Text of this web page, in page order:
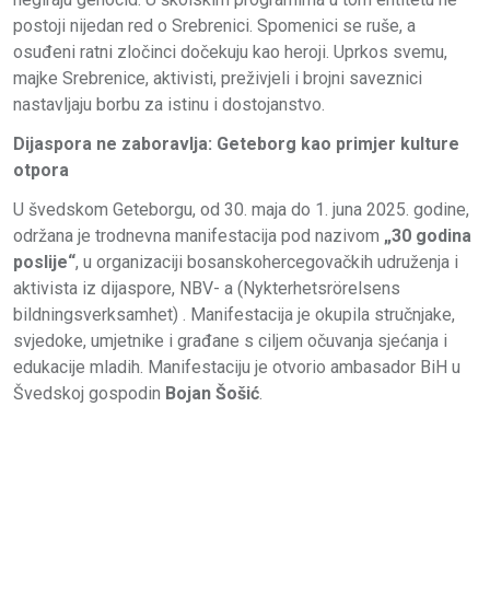
postoji nijedan red o Srebrenici. Spomenici se ruše, a
osuđeni ratni zločinci dočekuju kao heroji. Uprkos svemu,
majke Srebrenice, aktivisti, preživjeli i brojni saveznici
nastavljaju borbu za istinu i dostojanstvo.
Dijaspora ne zaboravlja: Geteborg kao primjer kulture
otpora
U švedskom Geteborgu, od 30. maja do 1. juna 2025. godine,
održana je trodnevna manifestacija pod nazivom „30 godina
poslije“, u organizaciji bosanskohercegovačkih udruženja i
aktivista iz dijaspore, NBV- a (Nykterhetsrörelsens
bildningsverksamhet) . Manifestacija je okupila stručnjake,
svjedoke, umjetnike i građane s ciljem očuvanja sjećanja i
edukacije mladih. Manifestaciju je otvorio ambasador BiH u
Švedskoj gospodin Bojan Šošić.